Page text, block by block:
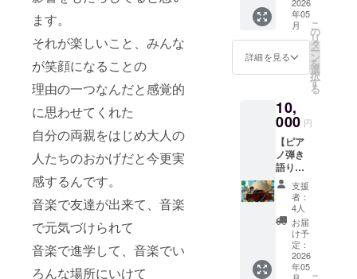
ます。
それが楽しいこと、みんな
が笑顔になることの
理由の一つなんだと感覚的
に思わせてくれた
自分の両親をはじめ大人の
人たちのおかげだと今更実
感するんです。
音楽で友達が出来て、音楽
で元気づけられて
音楽で進学して、音楽でい
ろんな場所にいけて
につい
ては、
ご支援
者様に
メール
す。 ※
金券は
現金と
しての
払い戻
しはで
きませ
ん。 ※
ご購入
いただ
いた金
券は当
日会場
本部で
ツを見
て「一
緒にこ
のイベ
ントを
と思い
出して
貰える
証とな
ればと
思いま
す。
【リ
ター
ン】 ・
イベン
ト当日
の写真
を使用
る「バ
ルー
ン」、
ご支援
が多け
れば多
いほど
ジャス
になり
ます。
子ども
も大人
も笑顔
につな
がるス
テージ
にすべ
く、是
非ご支
援くだ
さい。
年05
月
詳細を見る
こ
の
リ
タ
ー
ン
を
選
択
す
る
10,
000 円
【ピア
ノ弾き
語りラ
イブ】
ご支援
頂いた
方限
定、大
阪某所
にてピ
アノ弾
支援
者：
4人
お届
け予
定：
2026
年05